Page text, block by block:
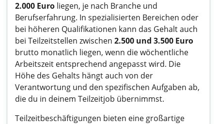
2.000 Euro liegen, je nach Branche und
Berufserfahrung. In spezialisierten Bereichen oder
bei höheren Qualifikationen kann das Gehalt auch
bei Teilzeitstellen zwischen 2.500 und 3.500 Euro
brutto monatlich liegen, wenn die wöchentliche
Arbeitszeit entsprechend angepasst wird. Die
Höhe des Gehalts hängt auch von der
Verantwortung und den spezifischen Aufgaben ab,
die du in deinem Teilzeitjob übernimmst.
Teilzeitbeschäftigungen bieten eine großartige